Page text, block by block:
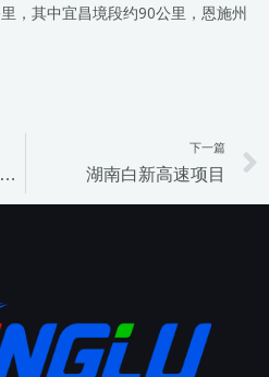
，其中宜昌境段约90公里，恩施州
京昆高速蒲城至涝峪机电项目
下一篇
湖南白新高速项目